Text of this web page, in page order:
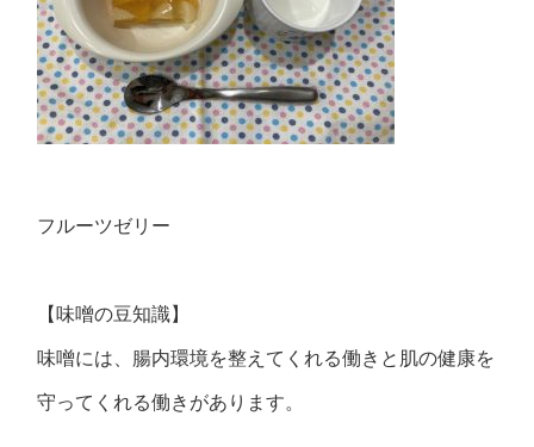
フルーツゼリー
【味噌の豆知識】
味噌には、腸内環境を整えてくれる働きと肌の健康を
守ってくれる働きがあります。